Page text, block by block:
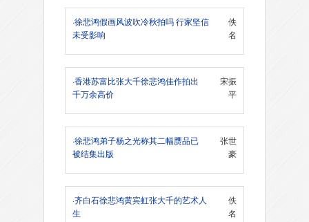
·徐悲鸿假画风波吹冷秋拍吗 行家坚信
未受影响
佚
名
·香港苏富比张大千徐悲鸿佳作拍出
千万余高价
宋振
平
·徐悲鸿弟子杨之光称其二幅赝品已
被结集出版
张世
豪
·齐白石徐悲鸿黄宾虹张大千的艺术人
生
佚
名